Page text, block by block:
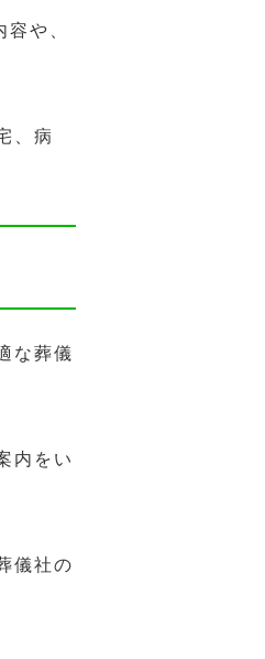
や、
、病
な葬儀
内をい
儀社の